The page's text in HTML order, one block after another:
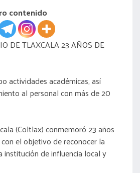
contenido
DE TLAXCALA 23 AÑOS DE
actividades académicas, así
al personal con más de 20
(Coltlax) conmemoró 23 años
el objetivo de reconocer la
de influencia local y